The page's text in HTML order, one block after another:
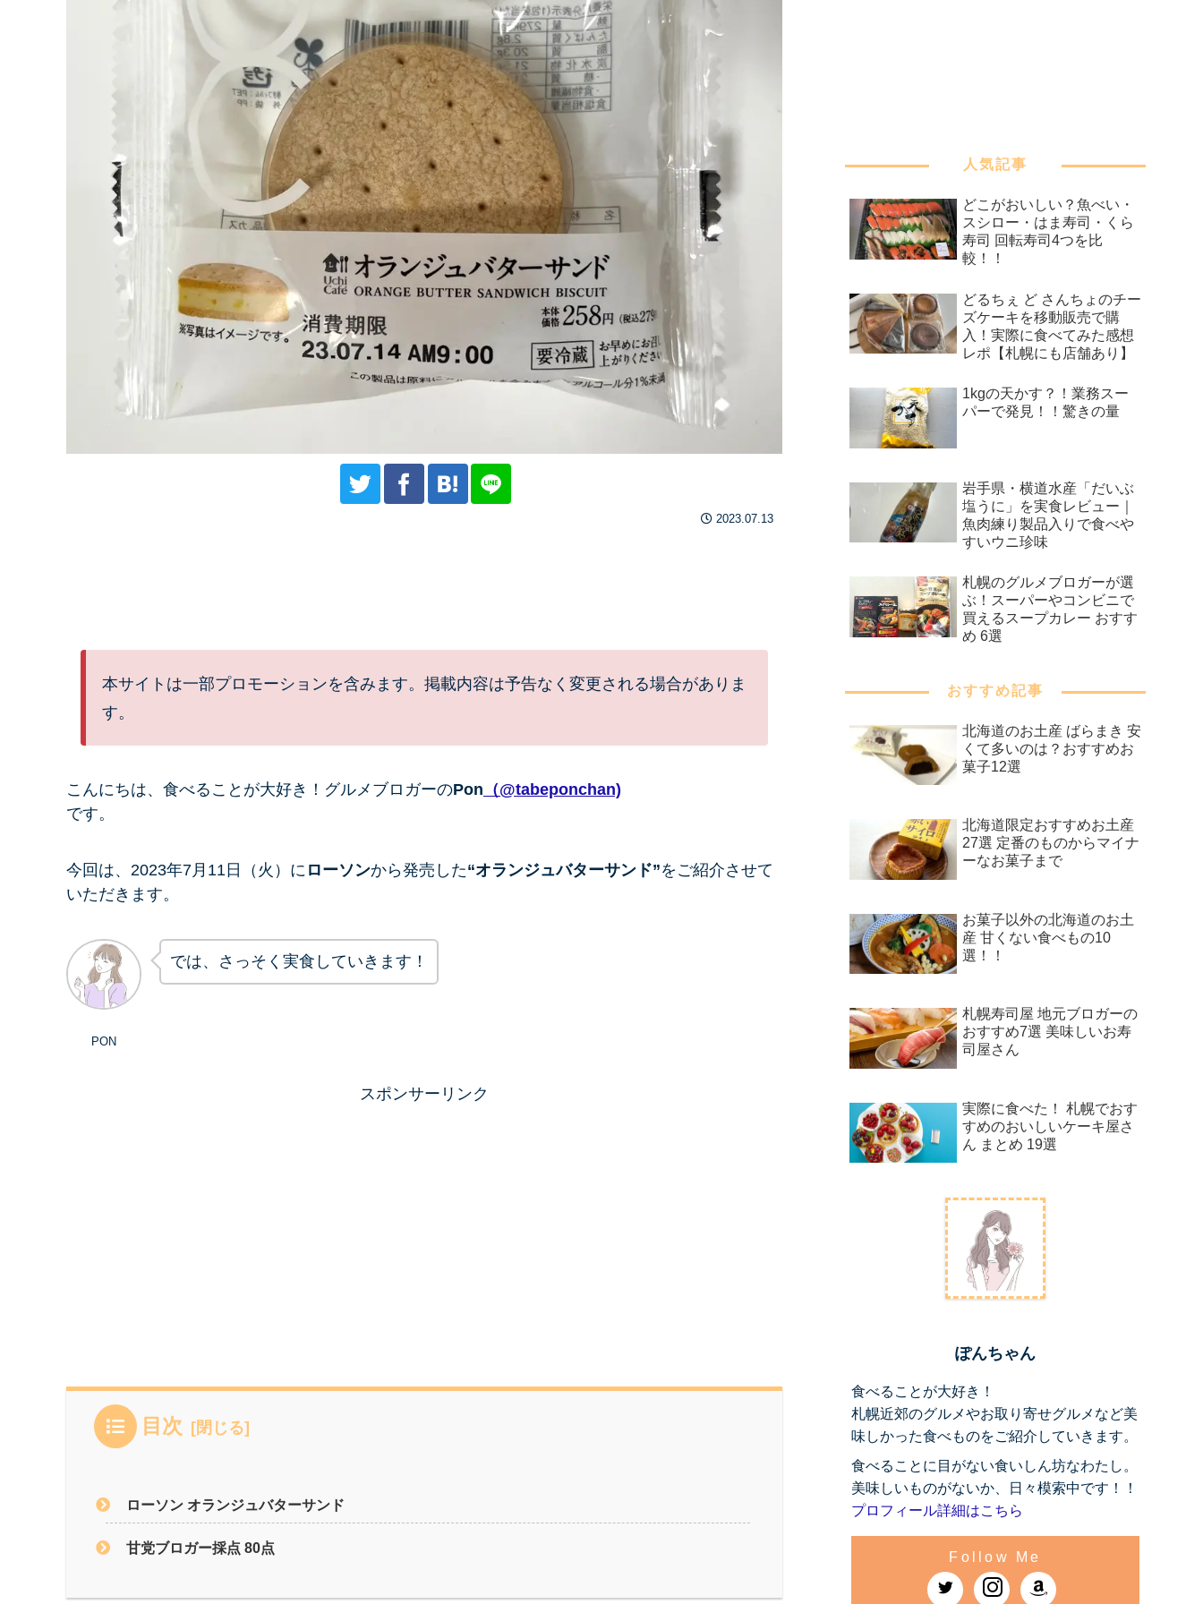
2023.07.13
本サイトは一部プロモーションを含みます。掲載内容は予告なく変更される場合がありま
す。
こんにちは、 食べることが大好き！グルメブロガーのPon （@tabeponchan)
です。
今回は、2023年7月11日（火）に ローソンから発売した“オランジュバターサンド”をご紹介させて
いただきます。
PON
では、さっそく実食していきます！
スポンサーリンク
目次
ローソン オランジュバターサンド
甘党ブロガー採点 80点
人気記事
どこがおいしい？魚べい・
スシロー・はま寿司・くら
寿司 回転寿司4つを比
較！！
どるちぇ ど さんちょのチー
ズケーキを移動販売で購
入！実際に食べてみた感想
レポ【札幌にも店舗あり】
1kgの天かす？！業務スー
パーで発見！！驚きの量
岩手県・横道水産「だいぶ
塩うに」を実食レビュー｜
魚肉練り製品入りで食べや
すいウニ珍味
札幌のグルメブロガーが選
ぶ！スーパーやコンビニで
買えるスープカレー おすす
め 6選
おすすめ記事
北海道のお土産 ばらまき 安
くて多いのは？おすすめお
菓子12選
北海道限定おすすめお土産
27選 定番のものからマイナ
ーなお菓子まで
お菓子以外の北海道のお土
産 甘くない食べもの10
選！！
札幌寿司屋 地元ブロガーの
おすすめ7選 美味しいお寿
司屋さん
実際に食べた！ 札幌でおす
すめのおいしいケーキ屋さ
ん まとめ 19選
ぽんちゃん
食べることが大好き！
札幌近郊のグルメやお取り寄せグルメなど美
味しかった食べものをご紹介していきます。
食べることに目がない食いしん坊なわたし。
美味しいものがないか、日々模索中です！！
プロフィール詳細はこちら